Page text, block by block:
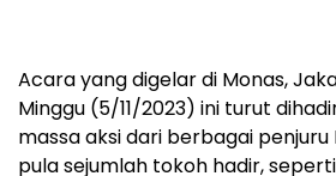
Acara yang digelar di Monas,
Minggu (5/11/2023) ini turut
massa aksi dari berbagai penjuru
pula sejumlah tokoh hadir,